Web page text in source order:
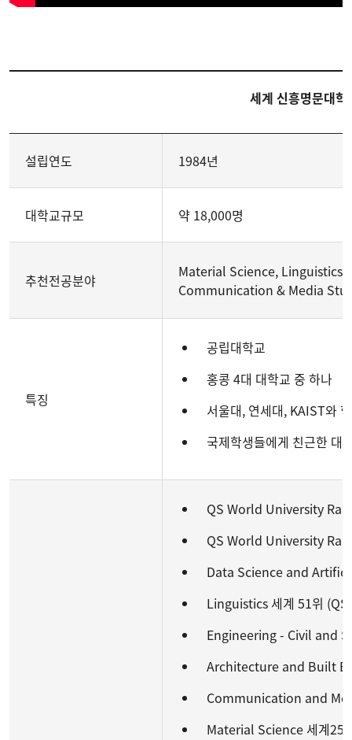
세계 신흥명문대학
설립연도 1984년
대학교규모 약 18,000명
추천전공분야
Material Science,
Communication & Media
특징
공립대학교
홍콩 4대 대학교 중 하나
서울대, 연세대, KAIST와
국제학생들에게 친근한 대
QS World University
QS World University
Data Science and
Linguistics 세계 51위
Engineering - Civil and
Architecture and Built
Communication and
Material Science 세계25